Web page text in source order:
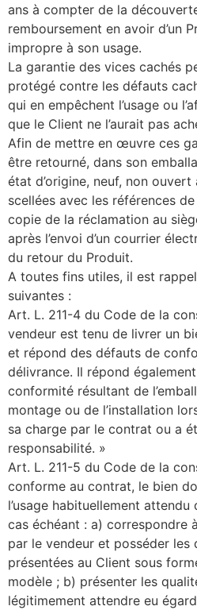
ans à compter de la
remboursement en avoir d’un
impropre à son usage.
La garantie des vices cachés
protégé contre les défauts
qui en empêchent l’usage ou
que le Client ne l’aurait pas
Afin de mettre en œuvre ces
être retourné, dans son
état d’origine, neuf, non
scellées avec les références
copie de la réclamation au
après l’envoi d’un courrier
du retour du Produit.
A toutes fins utiles, il est
suivantes :
Art. L. 211-4 du Code de la
vendeur est tenu de livrer un
et répond des défauts de
délivrance. Il répond
conformité résultant de
montage ou de l’installation
sa charge par le contrat ou a
responsabilité. »
Art. L. 211-5 du Code de la
conforme au contrat, le bien
l’usage habituellement attendu
cas échéant : a) correspondre
par le vendeur et posséder les
présentées au Client sous
modèle ; b) présenter les
légitimement attendre eu